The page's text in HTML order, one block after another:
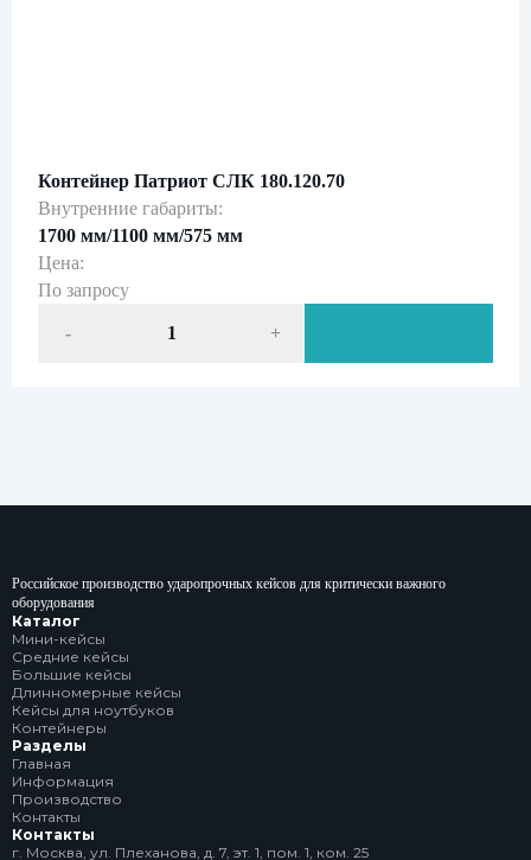
Контейнер Патриот СЛК 180.120.70
Внутренние габариты:
1700 мм/1100 мм/575 мм
Цена:
По запросу
- +
Российское производство ударопрочных кейсов для критически важного
оборудования
Каталог
Мини-кейсы
Средние кейсы
Большие кейсы
Длинномерные кейсы
Кейсы для ноутбуков
Контейнеры
Разделы
Главная
Информация
Производство
Контакты
Контакты
г. Москва, ул. Плеханова, д. 7, эт. 1, пом. 1, ком. 25